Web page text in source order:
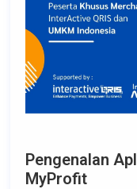
Pengenalan
MyProfit